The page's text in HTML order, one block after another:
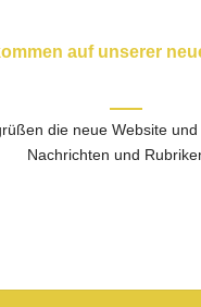
auf unserer
die neue Website
Nachrichten und